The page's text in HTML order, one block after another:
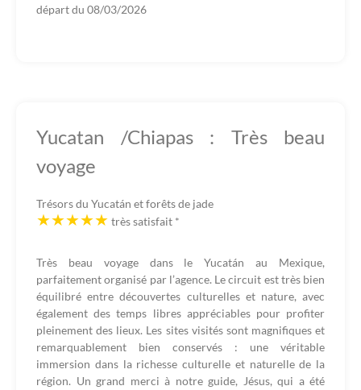
départ du 08/03/2026
Yucatan /Chiapas : Très beau
voyage
Trésors du Yucatán et forêts de jade
très satisfait *
Très beau voyage dans le Yucatán au Mexique,
parfaitement organisé par l’agence. Le circuit est très bien
équilibré entre découvertes culturelles et nature, avec
également des temps libres appréciables pour profiter
pleinement des lieux. Les sites visités sont magnifiques et
remarquablement bien conservés : une véritable
immersion dans la richesse culturelle et naturelle de la
région. Un grand merci à notre guide, Jésus, qui a été